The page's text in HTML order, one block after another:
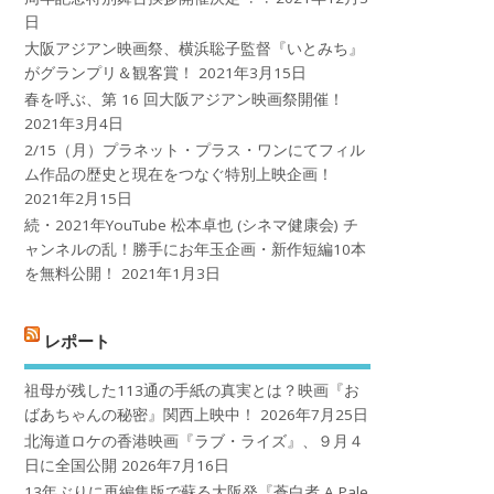
日
大阪アジアン映画祭、横浜聡子監督『いとみち』
がグランプリ＆観客賞！
2021年3月15日
春を呼ぶ、第 16 回大阪アジアン映画祭開催！
2021年3月4日
2/15（月）プラネット・プラス・ワンにてフィル
ム作品の歴史と現在をつなぐ特別上映企画！
2021年2月15日
続・2021年YouTube 松本卓也 (シネマ健康会) チ
ャンネルの乱！勝手にお年玉企画・新作短編10本
を無料公開！
2021年1月3日
レポート
祖母が残した113通の手紙の真実とは？映画『お
ばあちゃんの秘密』関西上映中！
2026年7月25日
北海道ロケの香港映画『ラブ・ライズ』、９月４
日に全国公開 2026年7月16日